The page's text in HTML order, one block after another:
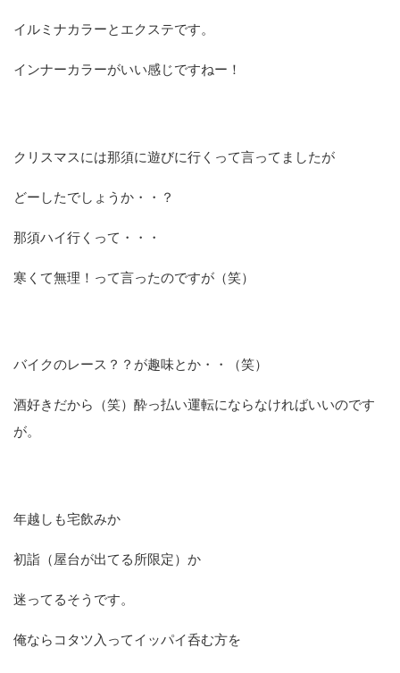
イルミナカラーとエクステです。
インナーカラーがいい感じですねー！
クリスマスには那須に遊びに行くって言ってましたが
どーしたでしょうか・・？
那須ハイ行くって・・・
寒くて無理！って言ったのですが（笑）
バイクのレース？？が趣味とか・・（笑）
酒好きだから（笑）酔っ払い運転にならなければいいのです
が。
年越しも宅飲みか
初詣（屋台が出てる所限定）か
迷ってるそうです。
俺ならコタツ入ってイッパイ呑む方を